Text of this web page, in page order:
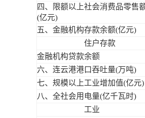
四、限额以上社会消费品零售
(亿元)
五、金融机构存款余额(亿元)
住户存款
金融机构贷款余额
六、连云港港口吞吐量(万吨)
七、规模以上工业增加值(亿元)
八、全社会用电量(亿千瓦时)
工业